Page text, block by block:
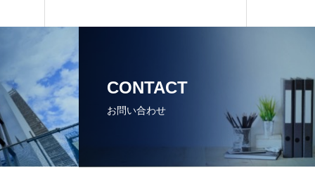
CONTACT
お問い合わせ